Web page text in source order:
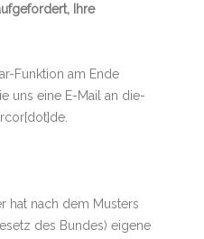
Ihre
Funktion am Ende
uns eine E-Mail an die-
hat nach dem Musters
des Bundes) eigene